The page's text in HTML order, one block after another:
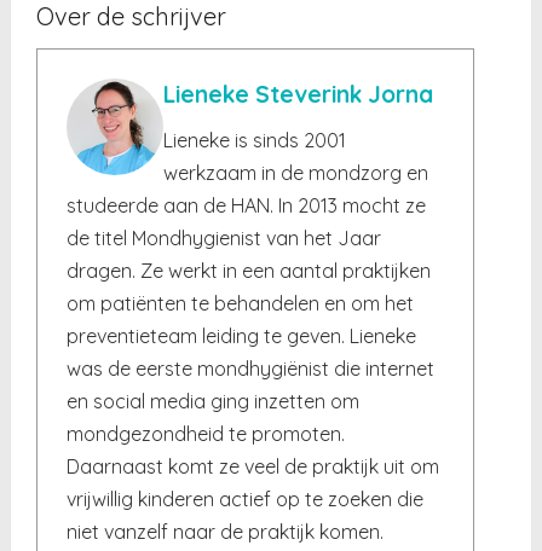
Over de schrijver
Lieneke Steverink Jorna
Lieneke is sinds 2001
werkzaam in de mondzorg en
studeerde aan de HAN. In 2013 mocht ze
de titel Mondhygienist van het Jaar
dragen. Ze werkt in een aantal praktijken
om patiënten te behandelen en om het
preventieteam leiding te geven. Lieneke
was de eerste mondhygiënist die internet
en social media ging inzetten om
mondgezondheid te promoten.
Daarnaast komt ze veel de praktijk uit om
vrijwillig kinderen actief op te zoeken die
niet vanzelf naar de praktijk komen.